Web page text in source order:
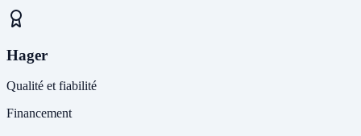
Hager
Qualité et fiabilité
Financement